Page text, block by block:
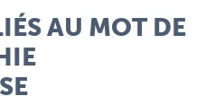
AU MOT DE